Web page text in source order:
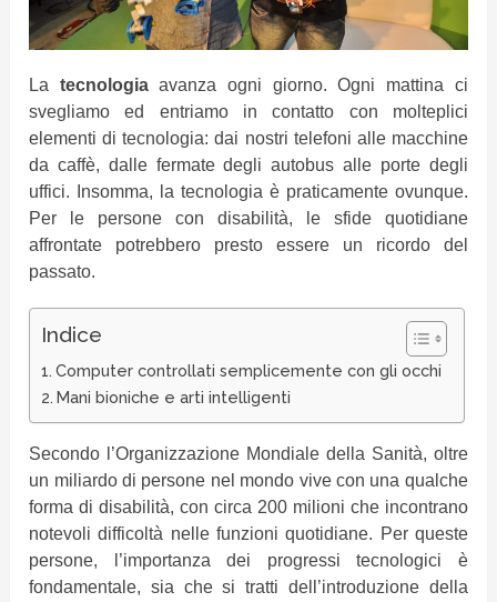
La tecnologiaavanza ogni giorno. Ogni mattina ci
svegliamo ed entriamo in contatto con molteplici
elementi di tecnologia: dai nostri telefoni alle macchine
da caffè, dalle fermate degli autobus alle porte degli
uffici. Insomma, la tecnologia è praticamente ovunque.
Per le persone con disabilità, le sfide quotidiane
affrontate potrebbero presto essere un ricordo del
passato.
Indice
Computer controllati semplicemente con gli occhi
Mani bioniche e arti intelligenti
Secondo l’Organizzazione Mondiale della Sanità, oltre
un miliardo di persone nel mondo vive con una qualche
forma di disabilità, con circa 200 milioni che incontrano
notevoli difficoltà nelle funzioni quotidiane. Per queste
persone, l’importanza dei progressi tecnologici è
fondamentale, sia che si tratti dell’introduzione della